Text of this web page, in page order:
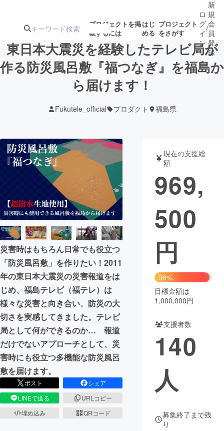
プロジェクトを掲
載するには
はじ
める
プロジェクト
をさがす
注目の新着プロ募集終了が近いプ
ロジェクト
テクノロジー・ガジェット
映像・映画 書籍・雑誌
ビジネス・起業 チャレンジ
まちづくり・地域活性化
CAMPFIRE for Social Good
CAMPFIRE Creation
CAMPFIREふるさと納税
コミュニティ
ロ
グ
イ
ン
/
新
規
会
員
登
録
東日本大震災を経験したテレビ局が
作る防災風呂敷『福つなぎ』を福島か
ら届けます！
Fukutele_official プロダクト 福島県
災害時はもちろん日常でも役立つ
「防災風呂敷」を作りたい！2011
年の東日本大震災の災害報道をは
じめ、福島テレビ（福テレ）は
様々な災害と向き合い、防災の大
切さを実感してきました。テレビ
局として何ができるのか… 報道
だけでないアプローチとして、災
害時にも役立つ多機能な防災風呂
敷を届けます。
ポスト
シェア
LINEで送る
URLコピー
埋め込み
QRコード
現在の支援総
額
969,
500
円
96%
目標金額は
1,000,000円
支援者数
140
人
募集終了まで残
り